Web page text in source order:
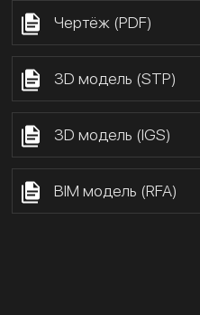
Чертёж (PDF)
3D модель (STP)
3D модель (IGS)
BIM модель (RFA)